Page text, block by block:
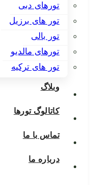
تورهای دبی
تور های برزیل
تور بالی
تورهای مالدیو
تور های ترکیه
وبلاگ
کاتالوگ تورها
تماس با ما
درباره ما